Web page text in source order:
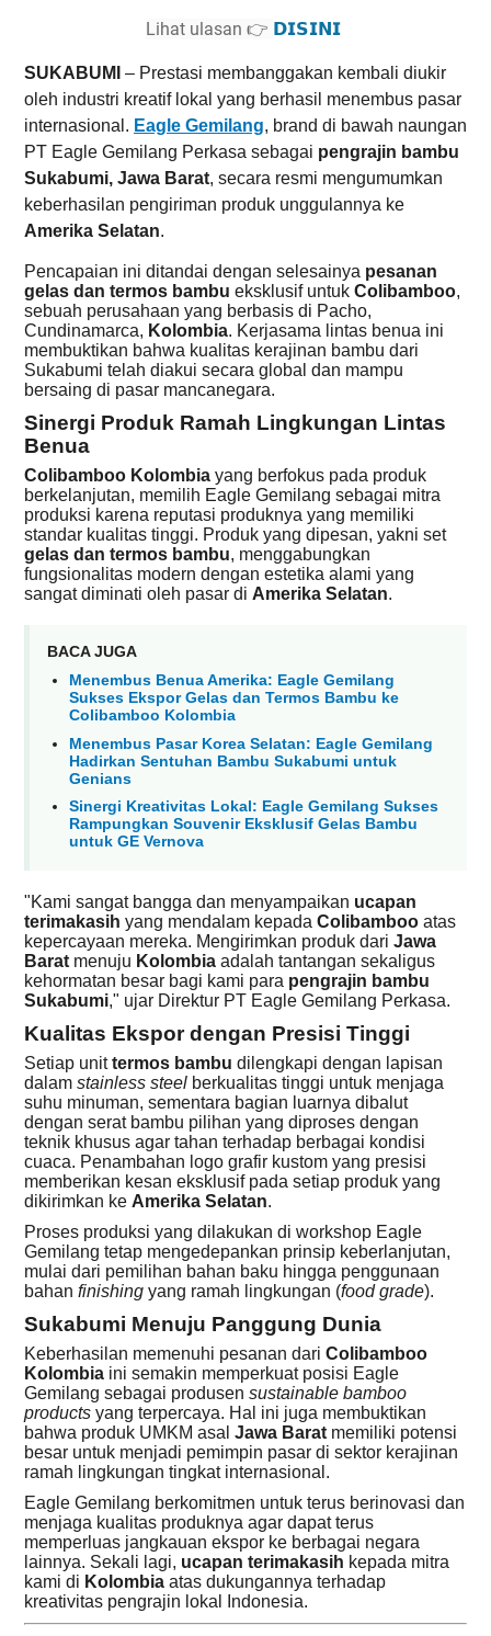
Lihat ulasan 👉 𝗗𝗜𝗦𝗜𝗡𝗜
SUKABUMI – Prestasi membanggakan kembali diukir
oleh industri kreatif lokal yang berhasil menembus pasar
internasional. Eagle Gemilang, brand di bawah naungan
PT Eagle Gemilang Perkasa sebagai pengrajin bambu
Sukabumi, Jawa Barat, secara resmi mengumumkan
keberhasilan pengiriman produk unggulannya ke
Amerika Selatan.
Pencapaian ini ditandai dengan selesainya pesanan
gelas dan termos bambu eksklusif untuk Colibamboo,
sebuah perusahaan yang berbasis di Pacho,
Cundinamarca, Kolombia. Kerjasama lintas benua ini
membuktikan bahwa kualitas kerajinan bambu dari
Sukabumi telah diakui secara global dan mampu
bersaing di pasar mancanegara.
Sinergi Produk Ramah Lingkungan Lintas
Benua
Colibamboo Kolombia yang berfokus pada produk
berkelanjutan, memilih Eagle Gemilang sebagai mitra
produksi karena reputasi produknya yang memiliki
standar kualitas tinggi. Produk yang dipesan, yakni set
gelas dan termos bambu, menggabungkan
fungsionalitas modern dengan estetika alami yang
sangat diminati oleh pasar di Amerika Selatan.
BACA JUGA
Menembus Benua Amerika: Eagle Gemilang
Sukses Ekspor Gelas dan Termos Bambu ke
Colibamboo Kolombia
Menembus Pasar Korea Selatan: Eagle Gemilang
Hadirkan Sentuhan Bambu Sukabumi untuk
Genians
Sinergi Kreativitas Lokal: Eagle Gemilang Sukses
Rampungkan Souvenir Eksklusif Gelas Bambu
untuk GE Vernova
"Kami sangat bangga dan menyampaikan ucapan
terimakasih yang mendalam kepada Colibamboo atas
kepercayaan mereka. Mengirimkan produk dari Jawa
Barat menuju Kolombia adalah tantangan sekaligus
kehormatan besar bagi kami para pengrajin bambu
Sukabumi," ujar Direktur PT Eagle Gemilang Perkasa.
Kualitas Ekspor dengan Presisi Tinggi
Setiap unittermos bambu dilengkapi dengan lapisan
dalam stainless steel berkualitas tinggi untuk menjaga
suhu minuman, sementara bagian luarnya dibalut
dengan serat bambu pilihan yang diproses dengan
teknik khusus agar tahan terhadap berbagai kondisi
cuaca. Penambahan logo grafir kustom yang presisi
memberikan kesan eksklusif pada setiap produk yang
dikirimkan ke Amerika Selatan.
Proses produksi yang dilakukan di workshop Eagle
Gemilang tetap mengedepankan prinsip keberlanjutan,
mulai dari pemilihan bahan baku hingga penggunaan
bahan finishing yang ramah lingkungan (food grade).
Sukabumi Menuju Panggung Dunia
Keberhasilan memenuhi pesanan dari Colibamboo
Kolombia ini semakin memperkuat posisi Eagle
Gemilang sebagai produsen sustainable bamboo
products yang terpercaya. Hal ini juga membuktikan
bahwa produk UMKM asal Jawa Barat memiliki potensi
besar untuk menjadi pemimpin pasar di sektor kerajinan
ramah lingkungan tingkat internasional.
Eagle Gemilang berkomitmen untuk terus berinovasi dan
menjaga kualitas produknya agar dapat terus
memperluas jangkauan ekspor ke berbagai negara
lainnya. Sekali lagi, ucapan terimakasih kepada mitra
kami di Kolombia atas dukungannya terhadap
kreativitas pengrajin lokal Indonesia.